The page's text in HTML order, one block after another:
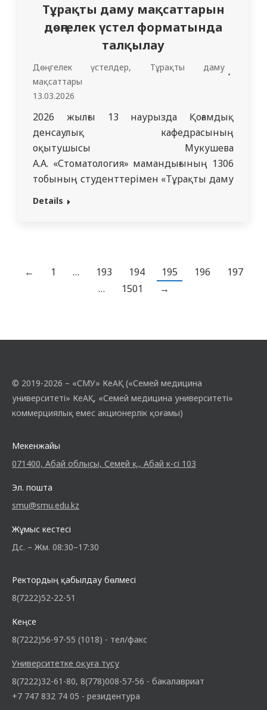
Тұрақты даму мақсаттарын
дөңгелек үстел форматында
талқылау
Дөңгелек үстелдер, Тұрақты даму
мақсаттары
13.03.2026
2026 жылғы 13 наурызда Қоғамдық
денсаулық кафедрасының
оқытушысы Мукушева
А.А. «Стоматология» мамандығының 1306
тобының студенттерімен «Тұрақты даму
мақсаттары (ТДМ)» тақырыбында
тұрақты дамуға қол жеткізудегі рөлін
түсінуін қалыптастыруға бағытталды.
тәртібімен танысып, 17 Тұрақты даму…
Details
← 1 … 193 194 195 196
197
…
1501 →
© 2019-2026 – «СМУ» КеАҚ («Семей медицина
университеті» КеАҚ, «Семей медицина университеті»
коммерциялық емес акционерлік қоғамы)
Мекенжайы
071400, Абай облысы, Семей қ., Абай к-сі 103
Эл. пошта
smu@smu.edu.kz
Жұмыс кестесі
Дс. – Жм. 08:30–17:30
Ректордың қабылдау бөлмесі
8(7222)52-22-51
Кеңсе
8(7222)56-97-55 (1018) - тел/факс
Университетке оқуға түсу
8(7222)32-61-80, 8(778)008-57-56 - бакалавриат
+7 747 832 74 05 - резидентура